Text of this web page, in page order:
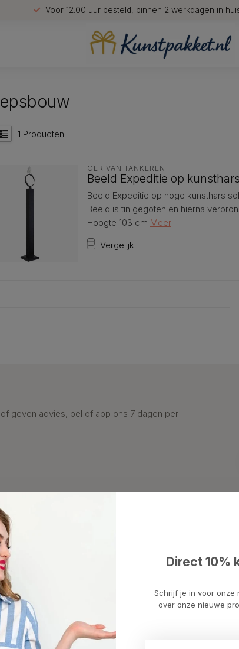
Voor 12.00 uur besteld, binnen 2 werkdagen in
1 Producten
GER VAN TANKEREN
Beeld Expeditie op
Beeld Expeditie op hoge kunsthars
Beeld is tin gegoten en hierna
Hoogte 103 cm Meer
Vergelijk
geven advies, bel of app ons 7 dagen per
Cadeaus
& Afscheid
& Moderne Beelden
Informatie
Algemene
Disclaimer
Direct 10%
Schrijf je in voor onze
over onze nieuwe